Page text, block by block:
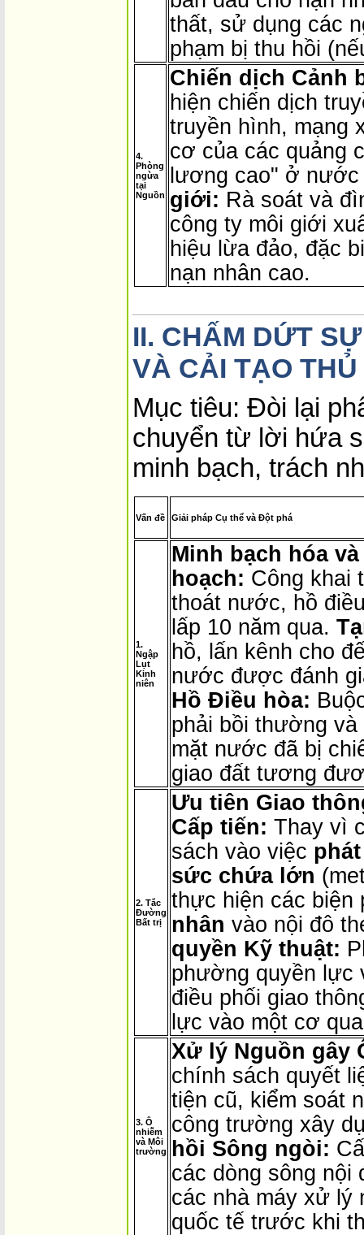
thất, sử dụng các
phạm bị thu hồi
4.
Phòng
ngừa
tại
Nguồn
Chiến dịch Cảnh
hiện chiến dịch
truyền hình, mạng
cơ của các quảng
lương cao" ở
giới: Rà soát và
công ty môi giới
hiệu lừa đảo, đặc
nạn nhân cao.
II. CHẤM DỨT
VÀ CẢI TẠO
Mục tiêu: Đòi lại
chuyển từ lời hứa
minh bạch, trách
Vấn đề Giải pháp Cụ thể và Đột phá
1.
Ngập
Lụt
Kinh
niên
Minh bạch hóa
hoạch: Công khai
thoát nước, hồ
lấp 10 năm qua.
hồ, lấn kênh cho
nước được đánh
Hồ Điều hòa:
phải bồi thường
mặt nước đã bị
giao đất tương
2. Tắc
Đường
Bất trị
Ưu tiên Giao
Cấp tiến: Thay vì
sách vào việc
sức chứa lớn
thực hiện các biện
nhân vào nội đô
quyền Kỹ thuật:
phường quyền lực
điều phối giao
lực vào một cơ
3. Ô
nhiễm
và Môi
trường
Xử lý Nguồn gây
chính sách quyết
tiện cũ, kiểm soát
công trường xây
hồi Sông ngòi:
các dòng sông nội
các nhà máy xử lý
quốc tế trước khi